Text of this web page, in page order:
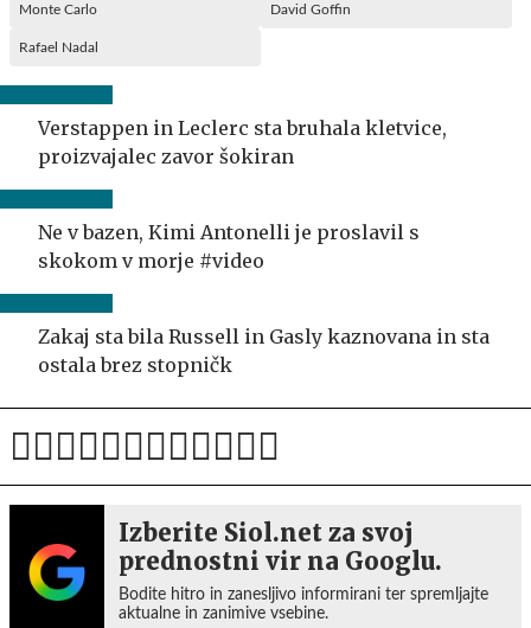
Monte Carlo David Goffin
Rafael Nadal
Verstappen in Leclerc sta bruhala kletvice,
proizvajalec zavor šokiran
Ne v bazen, Kimi Antonelli je proslavil s
skokom v morje #video
Zakaj sta bila Russell in Gasly kaznovana in sta
ostala brez stopničk
Izberite Siol.net za svoj
prednostni vir na Googlu.
Bodite hitro in zanesljivo informirani ter spremljajte
aktualne in zanimive vsebine.